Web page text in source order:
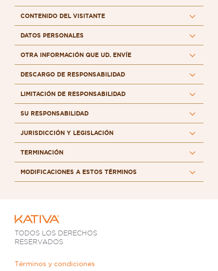
CONTENIDO DEL VISITANTE
DATOS PERSONALES
OTRA INFORMACIÓN QUE UD. ENVÍE
DESCARGO DE RESPONSABILIDAD
LIMITACIÓN DE RESPONSABILIDAD
SU RESPONSABILIDAD
JURISDICCIÓN Y LEGISLACIÓN
TERMINACIÓN
MODIFICACIONES A ESTOS TÉRMINOS
TODOS LOS DERECHOS
RESERVADOS
Términos y condiciones